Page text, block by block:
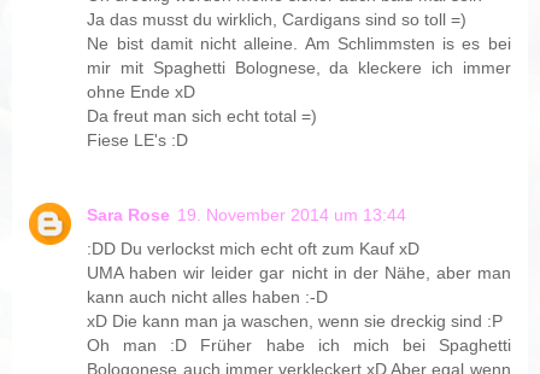
Ja das musst du wirklich, Cardigans sind so toll =)
Ne bist damit nicht alleine. Am Schlimmsten is es bei
mir mit Spaghetti Bolognese, da kleckere ich immer
ohne Ende xD
Da freut man sich echt total =)
Fiese LE's :D
Sara Rose 19. November 2014 um 13:44
:DD Du verlockst mich echt oft zum Kauf xD
UMA haben wir leider gar nicht in der Nähe, aber man
kann auch nicht alles haben :-D
xD Die kann man ja waschen, wenn sie dreckig sind :P
Oh man :D Früher habe ich mich bei Spaghetti
Bologonese auch immer verkleckert xD Aber egal wenn